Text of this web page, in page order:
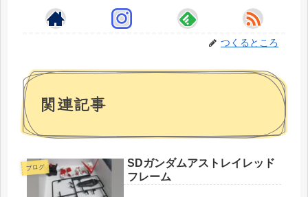
つくるところ
関連記事
ブログ
SDガンダムアストレイレッド
フレーム